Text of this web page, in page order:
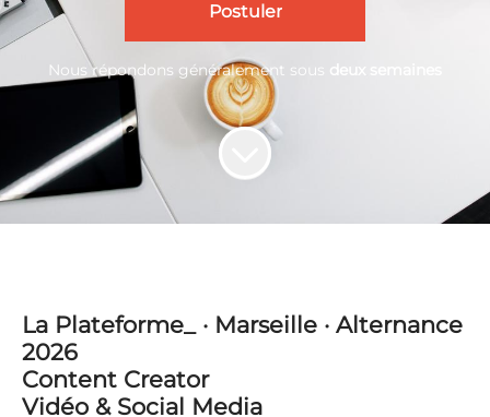
Postuler
Nous répondons généralement sous deux semaines
La Plateforme_ · Marseille · Alternance
2026
Content Creator
Vidéo & Social Media